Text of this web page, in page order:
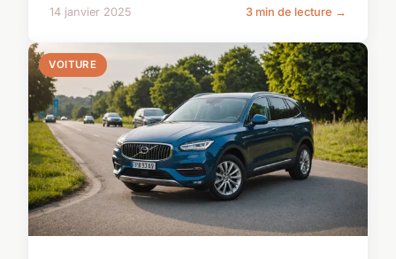
14 janvier 2025 3 min de lecture →
VOITURE